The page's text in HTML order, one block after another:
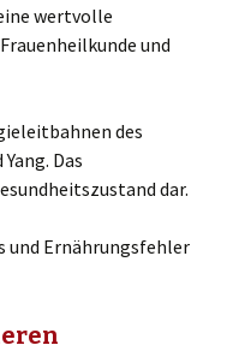
wertvolle
und
des
Das
dar.
und Ernährungsfehler